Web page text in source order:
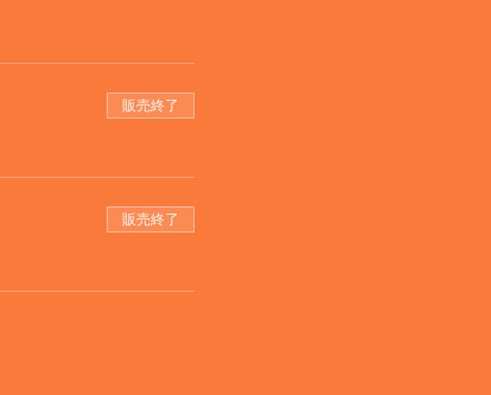
販売終了
販売終了